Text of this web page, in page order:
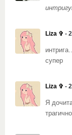
Liza ✞ -
супер
Liza ✞ -
Я